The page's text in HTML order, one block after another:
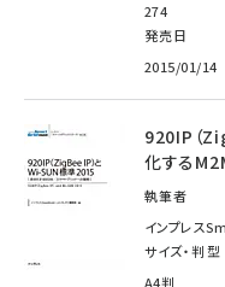
274
発売日
2015/01/14
920IP（
化する
執筆者
インプレス
サイズ・判型
A4判